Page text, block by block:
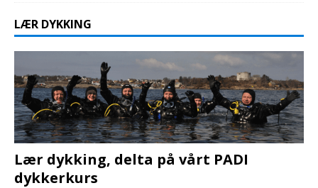
LÆR DYKKING
Lær dykking, delta på vårt PADI
dykkerkurs